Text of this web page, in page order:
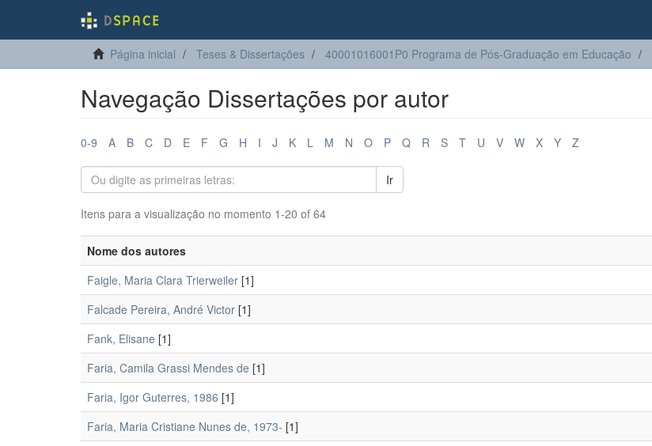
Página inicial Teses & Dissertações 40001016001P0 Programa de Pós-Graduação em Educação
Navegação Dissertações por autor
0-9 A B C D E F G H I J K L M N O P Q R S T U V W X Y Z
Ir
Itens para a visualização no momento 1-20 of 64
Nome dos autores
Faigle, Maria Clara Trierweiler [1]
Falcade Pereira, André Victor [1]
Fank, Elisane [1]
Faria, Camila Grassi Mendes de [1]
Faria, Igor Guterres, 1986 [1]
Faria, Maria Cristiane Nunes de, 1973- [1]